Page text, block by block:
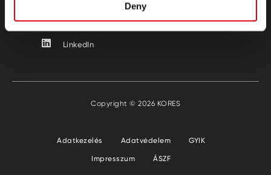
Deny
YouTube
LinkedIn
Copyright © 2026 KORES
Adatkezelés Adatvédelem
GYIK
Impresszum
ÁSZF